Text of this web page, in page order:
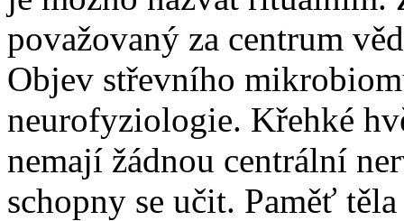
považovaný za centrum
Objev střevního
neurofyziologie. Křehké
nemají žádnou centrální
schopny se učit. Paměť